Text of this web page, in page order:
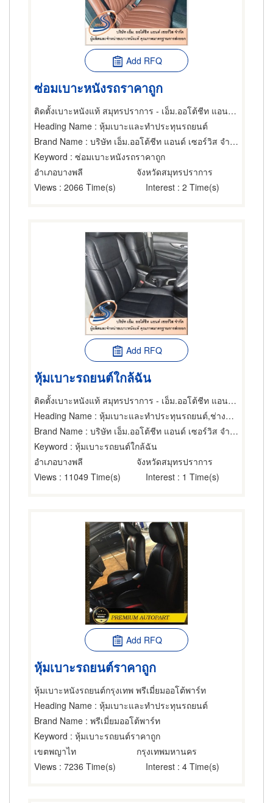
Add RFQ
ซ่อมเบาะหนังรถราคาถูก
ติดตั้งเบาะหนังแท้ สมุทรปราการ - เอ็ม.ออโต้ชีท แอนด์ เซอร์วิส
Heading Name : หุ้มเบาะและทำประทุนรถยนต์
Brand Name : บริษัท เอ็ม.ออโต้ชีท แอนด์ เซอร์วิส จำกัด
Keyword : ซ่อมเบาะหนังรถราคาถูก
อำเภอบางพลี
จังหวัดสมุทรปราการ
Views : 2066 Time(s) Interest : 2 Time(s)
Add RFQ
หุ้มเบาะรถยนต์ใกล้ฉัน
ติดตั้งเบาะหนังแท้ สมุทรปราการ - เอ็ม.ออโต้ชีท แอนด์ เซอร์วิส
Heading Name : หุ้มเบาะและทำประทุนรถยนต์,ช่างทำเบาะ,ผ้า หนังและพลาสติกสำหรับหุ้มเบาะ
Brand Name : บริษัท เอ็ม.ออโต้ชีท แอนด์ เซอร์วิส จำกัด
Keyword : หุ้มเบาะรถยนต์ใกล้ฉัน
อำเภอบางพลี
จังหวัดสมุทรปราการ
Views : 11049 Time(s) Interest : 1 Time(s)
Add RFQ
หุ้มเบาะรถยนต์ราคาถูก
หุ้มเบาะหนังรถยนต์กรุงเทพ พรีเมี่ยมออโต้พาร์ท
Heading Name : หุ้มเบาะและทำประทุนรถยนต์
Brand Name : พรีเมี่ยมออโต้พาร์ท
Keyword : หุ้มเบาะรถยนต์ราคาถูก
เขตพญาไท
กรุงเทพมหานคร
Views : 7236 Time(s) Interest : 4 Time(s)